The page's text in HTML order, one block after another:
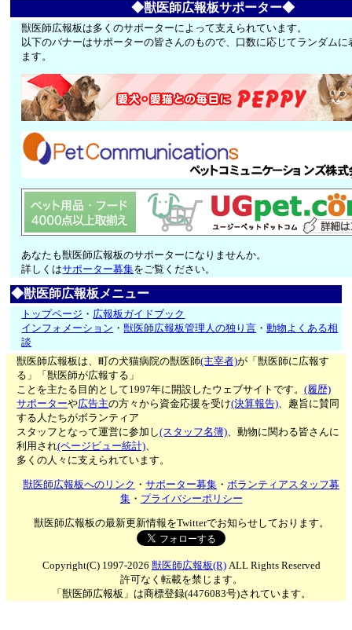
◆獣医師広報板サポーター◆
獣医師広報板は多くのサポーターによって支えられています。
以下のバナーはサポーターの皆さんのもので、口数に応じてランダムに
ます。
あなたも獣医師広報板のサポーターになりませんか。
詳しくはサポーター募集をご覧ください。
◆獣医師広報板メニュー
トップページ ・ 広報板ガイドブック
インフォメーション ・獣医師広報板管理人の独り言 ・動物よくある相
談
獣医師広報板は、町の犬猫病院の獣医師(主宰者)が「獣医師に広報す
る」「獣医師が広報する」
ことを主たる目的として1997年に開設したウェブサイトです。(履歴)
サポーターや広告主の方々から資金応援を受け(決算報告)、趣旨に賛同
する人たちがボランティア
スタッフとなって運営に参加し(スタッフ名簿)、動物に関わる皆さんに
利用され(ページビュー統計)、
多くの人々に支えられています。
獣医師広報板へのリンク ・サポーター募集 ・ボランティアスタッフ募
集・ プライバシーポリシー
獣医師広報板の最新更新情報をTwitterでお知らせしております。
Copyright(C) 1997-2026 獣医師広報板(R)ALL Rights Reserved
許可なく転載を禁じます。
「獣医師広報板」は商標登録(4476083号)されています。